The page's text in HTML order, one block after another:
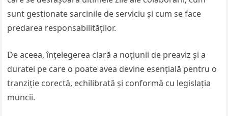
sunt gestionate sarcinile de serviciu și cum se face
predarea responsabilităților.
De aceea, înțelegerea clară a noțiunii de preaviz și a
duratei pe care o poate avea devine esențială pentru o
tranziție corectă, echilibrată și conformă cu legislația
muncii.